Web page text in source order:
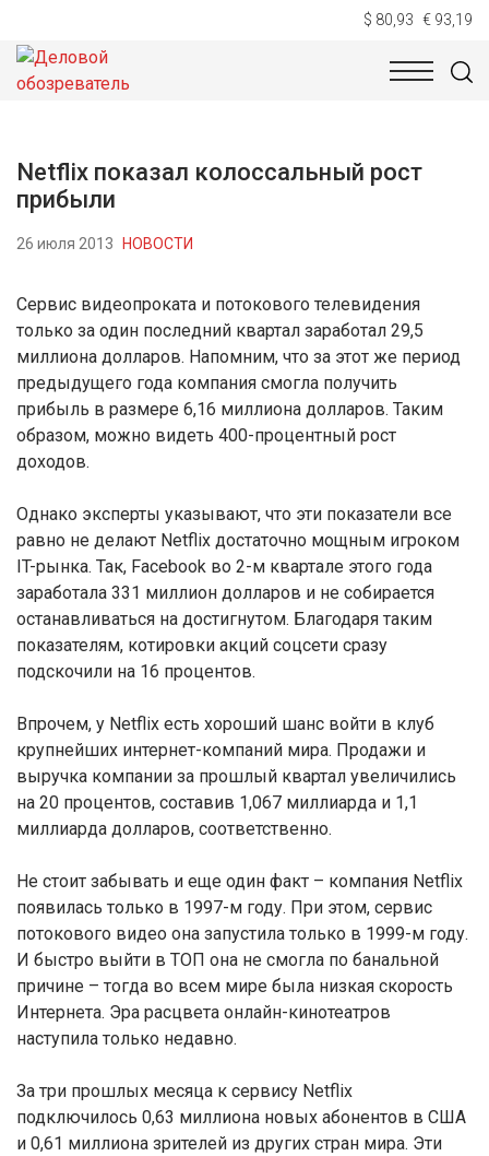
$ 80,93 € 93,19
НОВОСТИ
Netflix показал колоссальный рост
прибыли
26 июля 2013 НОВОСТИ
Сервис видеопроката и потокового телевидения
только за один последний квартал заработал 29,5
миллиона долларов. Напомним, что за этот же период
предыдущего года компания смогла получить
прибыль в размере 6,16 миллиона долларов. Таким
образом, можно видеть 400-процентный рост
доходов.
Однако эксперты указывают, что эти показатели все
равно не делают Netflix достаточно мощным игроком
IT-рынка. Так, Facebook во 2-м квартале этого года
заработала 331 миллион долларов и не собирается
останавливаться на достигнутом. Благодаря таким
показателям, котировки акций соцсети сразу
подскочили на 16 процентов.
Впрочем, у Netflix есть хороший шанс войти в клуб
крупнейших интернет-компаний мира. Продажи и
выручка компании за прошлый квартал увеличились
на 20 процентов, составив 1,067 миллиарда и 1,1
миллиарда долларов, соответственно.
Не стоит забывать и еще один факт – компания Netflix
появилась только в 1997-м году. При этом, сервис
потокового видео она запустила только в 1999-м году.
И быстро выйти в ТОП она не смогла по банальной
причине – тогда во всем мире была низкая скорость
Интернета. Эра расцвета онлайн-кинотеатров
наступила только недавно.
За три прошлых месяца к сервису Netflix
подключилось 0,63 миллиона новых абонентов в США
и 0,61 миллиона зрителей из других стран мира. Эти